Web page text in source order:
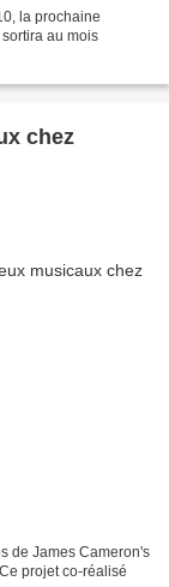
la prochaine
au mois
chez
de James Cameron's
projet co-réalisé